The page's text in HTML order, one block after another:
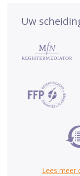
Uw
Lees meer